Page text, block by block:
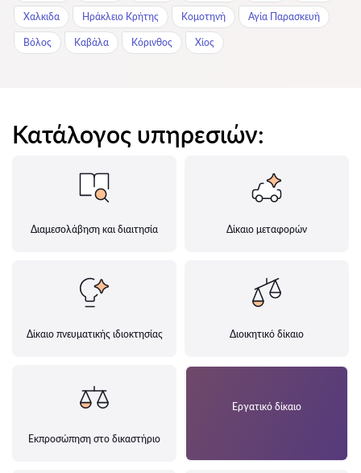
Χαλκιδα Ηράκλειο Κρήτης Κομοτηνή Αγία Παρασκευή
Βόλος Καβάλα Κόρινθος Χίος
Κατάλογος υπηρεσιών:
Διαμεσολάβηση και διαιτησία Δίκαιο μεταφορών
Δίκαιο πνευματικής ιδιοκτησίας Διοικητικό δίκαιο
Εκπροσώπηση στο δικαστήριο
Εργατικό δίκαιο